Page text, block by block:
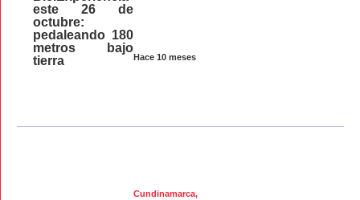
Hace 10 meses
este 26 de
octubre:
pedaleando 180
metros bajo
tierra
Cundinamarca,